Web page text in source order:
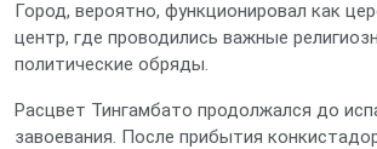
Город, вероятно, функционировал как
центр, где проводились важные
политические обряды.
Расцвет Тингамбато продолжался до
завоевания. После прибытия